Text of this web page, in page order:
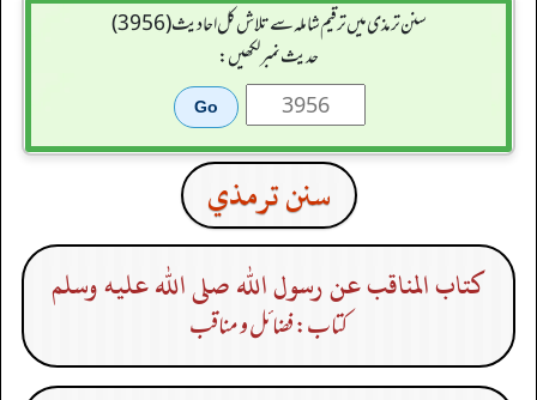
سنن ترمذی میں ترقیم شاملہ سے تلاش کل احادیث (3956)
حدیث نمبر لکھیں:
سنن ترمذي
كتاب المناقب عن رسول الله صلى الله عليه وسلم
کتاب: فضائل و مناقب